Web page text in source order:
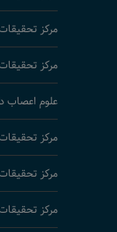
مرکز
مرکز
علوم اعصاب
مرکز
مرکز
مرکز